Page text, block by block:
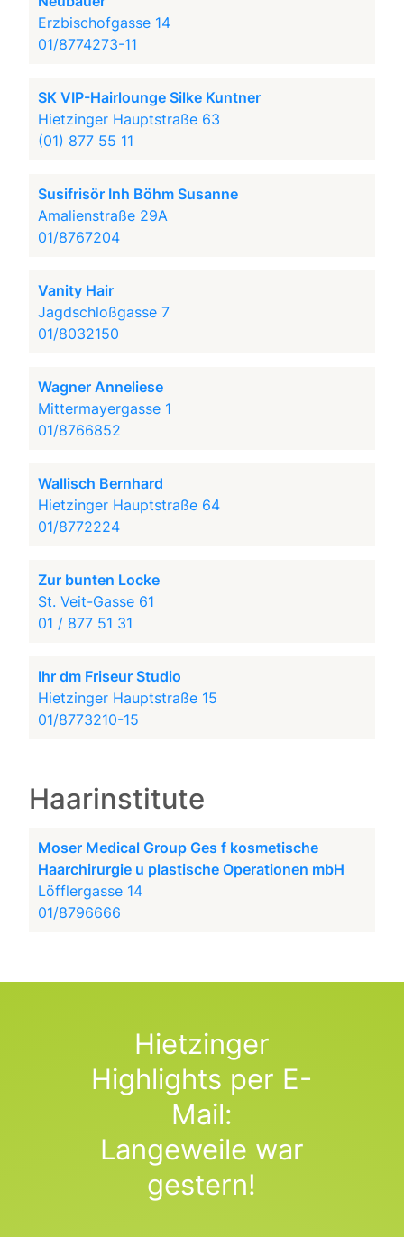
Erzbischofgasse 14
01/8774273-11
SK VIP-Hairlounge Silke Kuntner
Hietzinger Hauptstraße 63
(01) 877 55 11
Susifrisör Inh Böhm Susanne
Amalienstraße 29A
01/8767204
Vanity Hair
Jagdschloßgasse 7
01/8032150
Wagner Anneliese
Mittermayergasse 1
01/8766852
Wallisch Bernhard
Hietzinger Hauptstraße 64
01/8772224
Zur bunten Locke
St. Veit-Gasse 61
01 / 877 51 31
Ihr dm Friseur Studio
Hietzinger Hauptstraße 15
01/8773210-15
Haarinstitute
Moser Medical Group Ges f kosmetische
Haarchirurgie u plastische Operationen mbH
Löfflergasse 14
01/8796666
Hietzinger
Highlights per E-
Mail:
Langeweile war
gestern!